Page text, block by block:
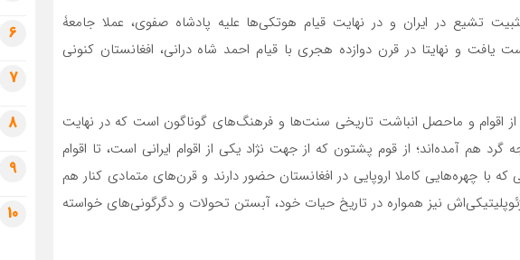
تشیع در ایران و در نهایت قیام هوتکی‌ها علیه پادشاه صفوی، عملا جامعۀ
یافت و نهایتا در قرن دوازده هجری با قیام احمد شاه درانی، افغانستان کنونی
از اقوام و ماحصل انباشت تاریخی سنت‌ها و فرهنگ‌های گوناگون است که در نهایت
هم آمده‌اند؛ از قوم پشتون که از جهت نژاد یکی از اقوام ایرانی است، تا اقوام
با چهره‌هایی کاملا اروپایی در افغانستان حضور دارند و قرن‌های متمادی کنار هم
نیز همواره در تاریخ حیات خود، آبستن تحولات و دگرگونی‌های خواسته
6
7
8
9
10